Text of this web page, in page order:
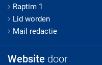
Raptim 1
Lid worden
Mail redactie
Website door